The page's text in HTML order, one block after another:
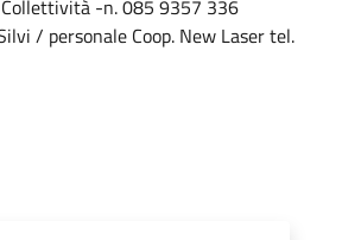
-n. 085 9357 336
/ personale Coop. New Laser tel.